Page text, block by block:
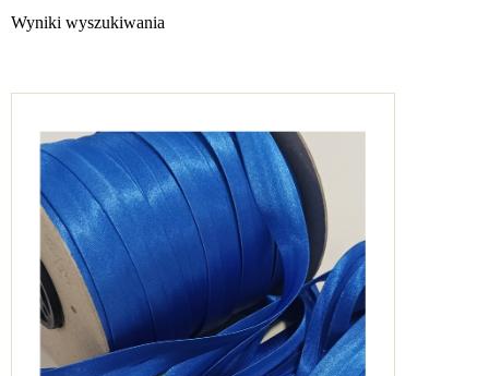
Wyniki wyszukiwania